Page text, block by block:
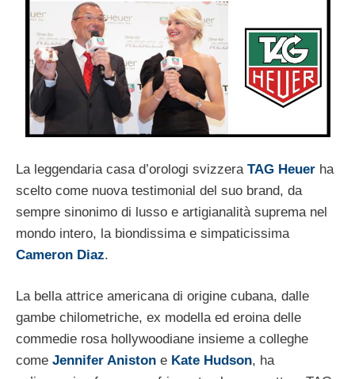
La leggendaria casa d’orologi svizzera TAG Heuer ha
scelto come nuova testimonial del suo brand, da
sempre sinonimo di lusso e artigianalità suprema nel
mondo intero, la biondissima e simpaticissima
Cameron Diaz.
La bella attrice americana di origine cubana, dalle
gambe chilometriche, ex modella ed eroina delle
commedie rosa hollywoodiane insieme a colleghe
come Jennifer Aniston e Kate Hudson, ha